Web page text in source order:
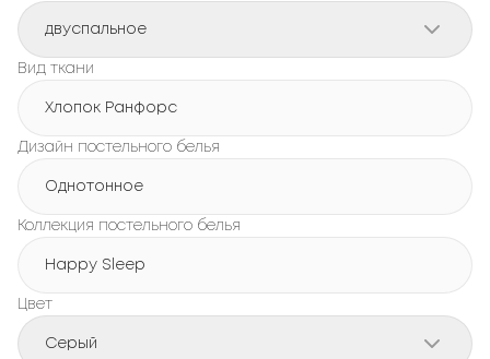
двуспальное
Вид ткани
Хлопок Ранфорс
Дизайн постельного белья
Однотонное
Коллекция постельного белья
Happy Sleep
Цвет
Серый